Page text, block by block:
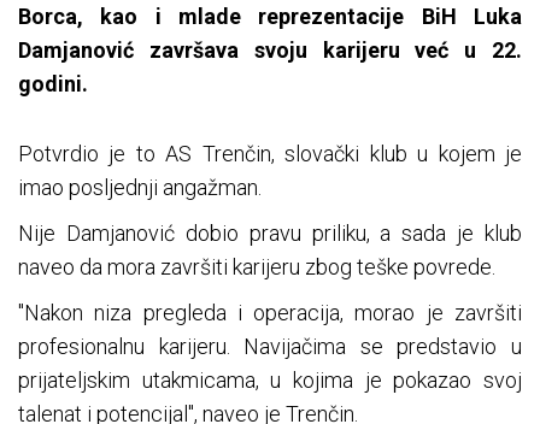
Borca, kao i mlade reprezentacije BiH Luka
Damjanović završava svoju karijeru već u 22.
godini.
Potvrdio je to AS Trenčin, slovački klub u kojem je
imao posljednji angažman.
Nije Damjanović dobio pravu priliku, a sada je klub
naveo da mora završiti karijeru zbog teške povrede.
"Nakon niza pregleda i operacija, morao je završiti
profesionalnu karijeru. Navijačima se predstavio u
prijateljskim utakmicama, u kojima je pokazao svoj
talenat i potencijal", naveo je Trenčin.